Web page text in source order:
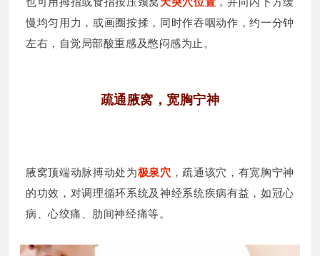
慢均匀用力，或画圈按揉，同时作吞咽动作，约一分钟
左右，自觉局部酸重感及憋闷感为止。
疏通腋窝，宽胸宁神
腋窝顶端动脉搏动处为极泉穴 ，疏通该穴，有宽胸宁神
的功效，对调理循环系统及神经系统疾病有益，如冠心
病、心绞痛、肋间神经痛等。